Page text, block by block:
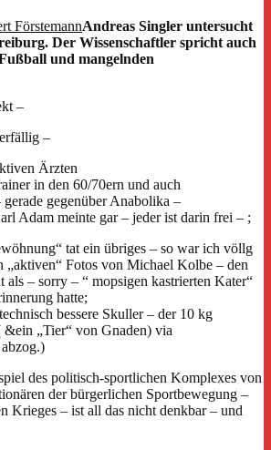
Andreas Singler untersucht
Der Wissenschaftler spricht auch
und mangelnden
–
–
Ärzten
in den 60/70ern und auch
gegenüber Anabolika –
Adam meinte gar – jeder ist darin frei – ;
tat ein übriges – so war ich völlg
„aktiven“ Fotos von Michael Kolbe – den
als – sorry – “ mopsigen kastrierten Kater“
hatte;
bessere Skuller – der 10 kg
„Tier“ von Gnaden) via
des politisch-sportlichen Komplexes von
der bürgerlichen Sportbewegung –
Krieges – ist all das nicht denkbar – und